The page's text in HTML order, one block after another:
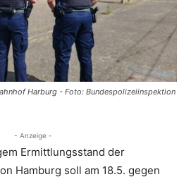
Harburg - Foto: Bundespolizeiinspektion
- Anzeige -
Ermittlungsstand der
Hamburg soll am 18.5. gegen